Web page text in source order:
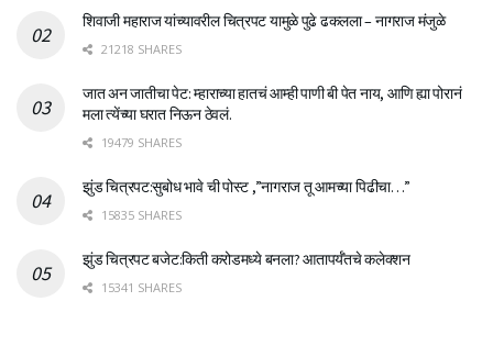
शिवाजी महाराज यांच्यावरील चित्रपट यामुळे पुढे ढकलला – नागराज मंजुळे
21218 SHARES
जात अन जातीचा पेट: म्हाराच्या हातचं आम्ही पाणी बी पेत नाय, आणि ह्या पोरानं
मला त्येंच्या घरात निऊन ठेवलं.
19479 SHARES
झुंड चित्रपट:सुबोध भावे ची पोस्ट ,”नागराज तू आमच्या पिढीचा…”
15835 SHARES
झुंड चित्रपट बजेट:किती करोडमध्ये बनला? आतापर्यँतचे कलेक्शन
15341 SHARES